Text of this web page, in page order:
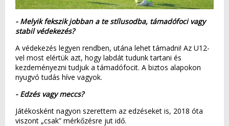
- Melyik fekszik jobban a te stílusodba, támadófoci vagy
stabil védekezés?
A védekezés legyen rendben, utána lehet támadni! Az U12-
vel most elértük azt, hogy labdát tudunk tartani és
kezdeményezni tudjuk a támadófocit. A biztos alapokon
nyugvó tudás híve vagyok.
- Edzés vagy meccs?
Játékosként nagyon szerettem az edzéseket is, 2018 óta
viszont „csak” mérkőzésre jut idő.